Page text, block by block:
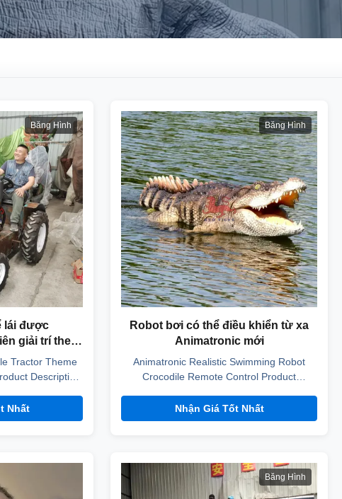
Băng Hình
lái được
giải trí theo
Tractor Theme
Description
time Within 30
quantity
Service ...
Nhất
Băng Hình
Robot bơi có thể điều khiển từ xa
Animatronic mới
Animatronic Realistic Swimming Robot
Crocodile Remote Control Product
Size 2.5m long Power Rechargeable
battery Lead time Within 30 days or
3.tail sway Sound no Main Materials
National ...
Nhận Giá Tốt Nhất
Băng Hình